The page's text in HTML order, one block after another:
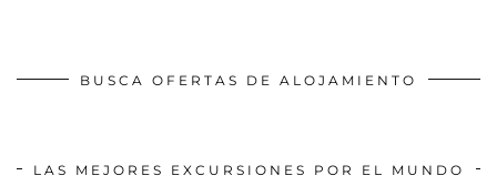
BUSCA OFERTAS DE ALOJAMIENTO
LAS MEJORES EXCURSIONES POR EL MUNDO